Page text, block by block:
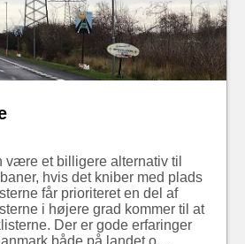
være et billigere alternativ til
hvis det kniber med plads
får prioriteret en del af
i højere grad kommer til at
Der er gode erfaringer